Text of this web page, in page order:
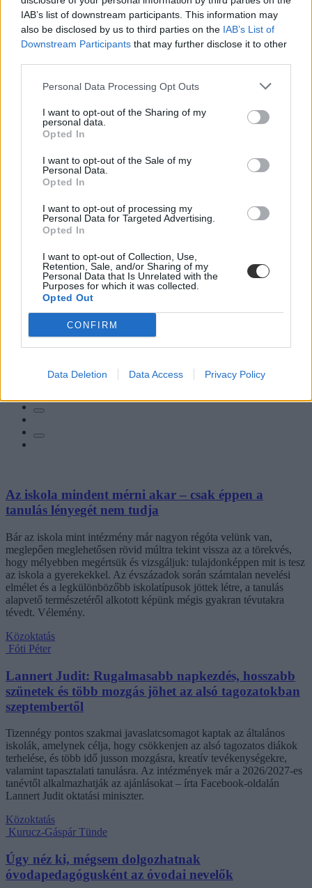
IAB’s list of downstream participants. This information may
also be disclosed by us to third parties on the IAB’s List of
Downstream Participants that may further disclose it to other
Personal Data Processing Opt Outs
I want to opt-out of the Sharing of my
personal data.
Opted In
I want to opt-out of the Sale of my
Personal Data.
Opted In
I want to opt-out of processing my
Personal Data for Targeted Advertising.
Opted In
I want to opt-out of Collection, Use,
Retention, Sale, and/or Sharing of my
Personal Data that Is Unrelated with the
Purposes for which it was collected.
Opted Out
CONFIRM
Data Deletion Data Access Privacy Policy
Hozzászólások
Az iskola mindent mérni akar – csak éppen a
tanulás lényegét nem tudja
Bár az iskola mint intézmény már nagyon régóta velünk van,
meglepően meglehetősen rövid múltra tekint vissza az a törekvés,
hogy mélyebben megértsük és vizsgáljuk: tulajdonképpen mit is tesz
az iskola a gyerekekkel. Az évszázadok során számtalan nevelési
elmélet és a legkülönbözőbb iskolatípusok jöttek létre, a tanulás
alapvető természetéről alkotott képünk mégis gyakran tévutakra
tévedt. Vélemény.
Közoktatás
Fóti Péter
Lannert Judit: Rugalmasabb napkezdés, hosszabb
szünetek és több mozgás jöhet az alsó tagozatokban
szeptembertől
Tizennégy pontos szakmai javaslatcsomagot kaptak az általános
iskolák, amelynek célja, hogy csökkenjen az alsó tagozatos diákok
terhelése, és több idő jusson mozgásra, kreatív tevékenységekre,
valamint tapasztalati tanulásra. Az intézmények már a 2026/2027-es
tanévtől alkalmazhatják az ajánlásokat – írta Facebook-oldalán
Lannert Judit oktatási miniszter.
Közoktatás
Kurucz-Gáspár Tünde
Úgy néz ki, mégsem dolgozhatnak
óvodapedagógusként az óvodai nevelők